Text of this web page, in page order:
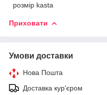
розмір kasta
Приховати
Умови доставки
Нова Пошта
Доставка кур'єром